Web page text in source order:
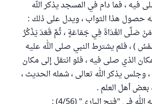
فيه ، فما دام في المسجد يذكر الله
حصول هذا الثواب ، ويدل على ذلك :
صَلَّى الغَدَاةَ فِي جَمَاعَةٍ ، ثُمَّ قَعَدَ يَذْكُرُ
) ، فلم يشترط النبي صلى الله عليه
الذي صلى فيه ، فلو انتقل إلى مكان
وجلس يذكر الله تعالى ، شمله الحديث ،
أهل العلم .